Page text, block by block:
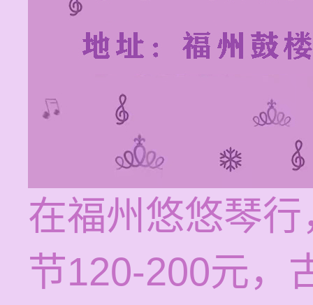
在福州悠悠琴
节120-200元，